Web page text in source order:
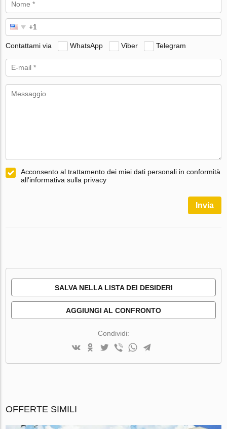
Contattami via WhatsApp Viber Telegram
Acconsento al trattamento dei miei dati personali in conformità
all'informativa sulla privacy
Invia
SALVA NELLA LISTA DEI DESIDERI
AGGIUNGI AL CONFRONTO
Condividi:
OFFERTE SIMILI